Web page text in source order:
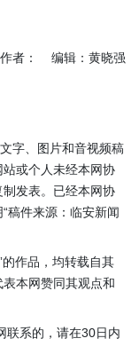
者： 编辑：黄晓强
字、图片和音视频稿
或个人未经本网协
发表。已经本网协
稿件来源：临安新闻
作品，均转载自其
本网赞同其观点和
联系的，请在30日内